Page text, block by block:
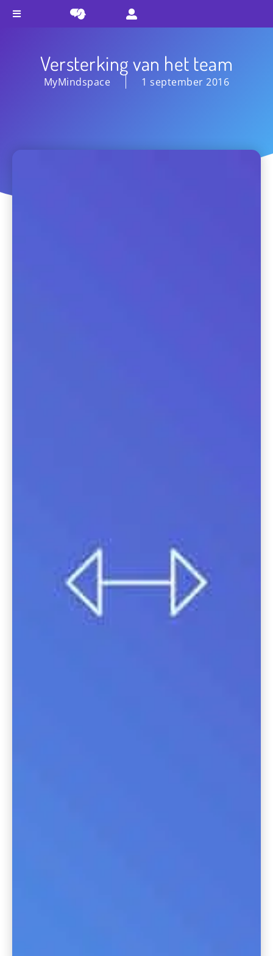
Versterking van het team
MyMindspace 1 september 2016